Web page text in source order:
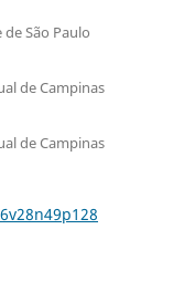
de São Paulo
de Campinas
de Campinas